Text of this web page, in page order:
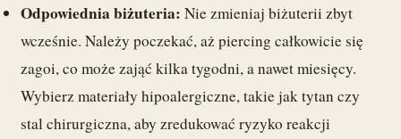
Odpowiednia biżuteria: Nie zmieniaj biżuterii zbyt
wcześnie. Należy poczekać, aż piercing całkowicie się
zagoi, co może zająć kilka tygodni, a nawet miesięcy.
Wybierz materiały hipoalergiczne, takie jak tytan czy
stal chirurgiczna, aby zredukować ryzyko reakcji